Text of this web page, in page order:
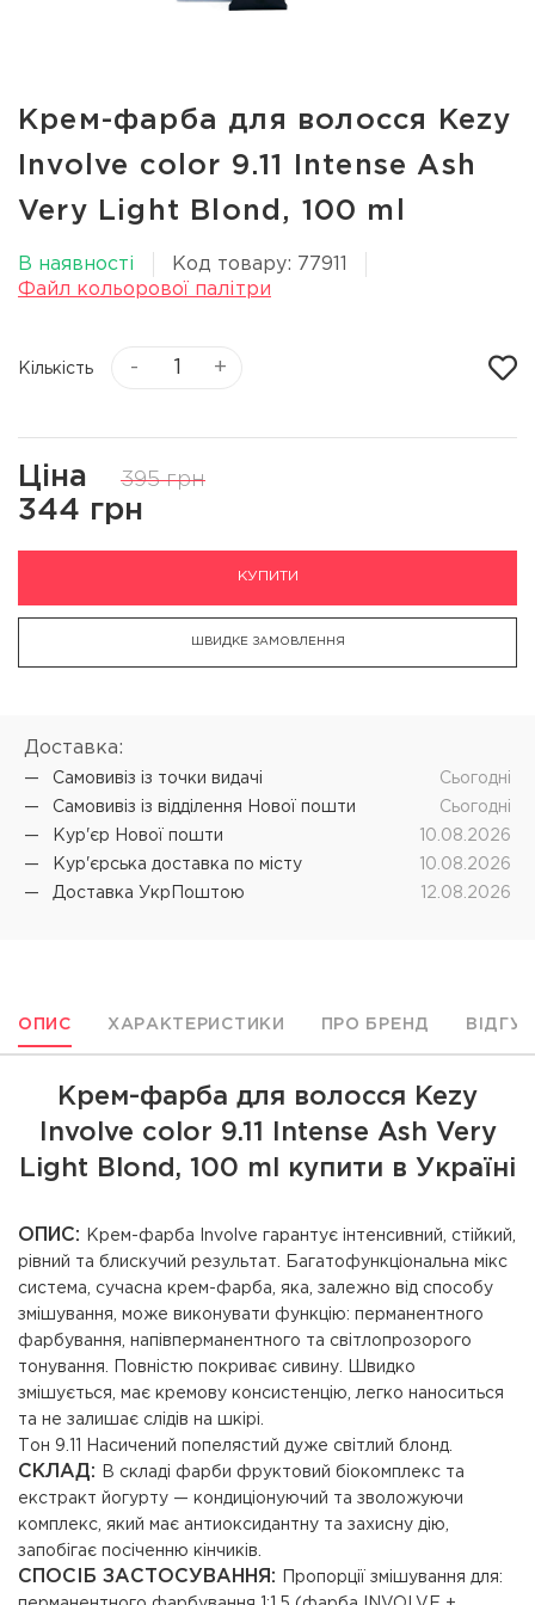
Крем-фарба для волосся Kezy
Involve color 9.11 Intense Ash
Very Light Blond, 100 ml
В наявності
Код товару: 77911
Файл кольорової палітри
Кількість - +
Ціна 395 грн
344 грн
КУПИТИ
ШВИДКЕ ЗАМОВЛЕННЯ
Доставка:
Самовивіз iз точки видачі
Cьогодні
Самовивіз iз відділення Нової пошти
Cьогодні
Кур'єр Нової пошти
10.08.2026
Кур'єрська доставка по місту
10.08.2026
Доставка УкрПоштою
12.08.2026
ОПИС ХАРАКТЕРИСТИКИ ПРО БРЕНД
Крем-фарба для волосся Kezy
Involve color 9.11 Intense Ash Very
Light Blond, 100 ml купити в Україні
ОПИС:
Крем-фарба Involve гарантує інтенсивний, стійкий,
рівний та блискучий результат. Багатофункціональна мікс
система, сучасна крем-фарба, яка, залежно від способу
змішування, може виконувати функцію: перманентного
фарбування, напівперманентного та світлопрозорого
тонування. Повністю покриває сивину. Швидко
змішується, має кремову консистенцію, легко наноситься
та не залишає слідів на шкірі.
Тон 9.11 Насичений попелястий дуже світлий блонд.
СКЛАД:
В складі фарби фруктовий біокомплекс та
екстракт йогурту — кондиціонуючий та зволожуючи
комплекс, який має антиоксидантну та захисну дію,
запобігає посіченню кінчиків.
СПОСІБ ЗАСТОСУВАННЯ:
Пропорції змішування для: